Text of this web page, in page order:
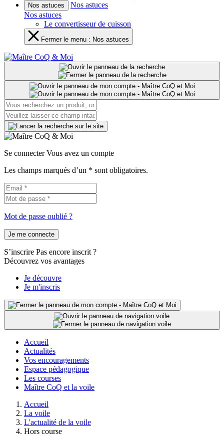
Nos astuces
Nos astuces
Nos astuces
Le convertisseur de cuisson
Fermer le menu : Nos astuces
Se connecter Vous avez un compte
Les champs marqués d’un * sont obligatoires.
Mot de passe oublié ?
Je me connecte
S’inscrire Pas encore inscrit ?
Découvrez vos avantages
Je découvre
Je m'inscris
Accueil
Actualités
Vos encouragements
Espace pédagogique
Les courses
Maître CoQ et la voile
Accueil
La voile
L'actualité de la voile
Hors course